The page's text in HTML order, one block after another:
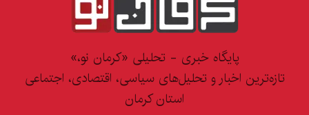
پایگاه خبری - تحلیلی «کرمان نو،»
تازه‌ترین اخبار و تحلیل‌های سیاسی، اقتصادی، اجتماعی
استان کرمان